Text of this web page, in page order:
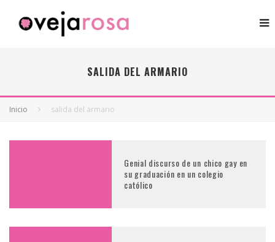
SALIDA DEL ARMARIO
Inicio salida del armario
Genial discurso de un chico gay en
su graduación en un colegio
católico